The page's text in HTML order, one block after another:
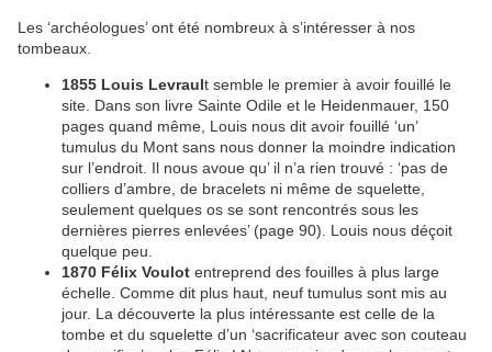
Les ‘archéologues’ ont été nombreux à s’intéresser à nos
tombeaux.
1855 Louis Levrault semble le premier à avoir fouillé le
site. Dans son livre Sainte Odile et le Heidenmauer, 150
pages quand même, Louis nous dit avoir fouillé ‘un’
tumulus du Mont sans nous donner la moindre indication
sur l’endroit. Il nous avoue qu’ il n’a rien trouvé : ‘pas de
colliers d’ambre, de bracelets ni même de squelette,
seulement quelques os se sont rencontrés sous les
dernières pierres enlevées’ (page 90). Louis nous déçoit
quelque peu.
1870 Félix Voulot entreprend des fouilles à plus large
échelle. Comme dit plus haut, neuf tumulus sont mis au
jour. La découverte la plus intéressante est celle de la
tombe et du squelette d’un ‘sacrificateur avec son couteau